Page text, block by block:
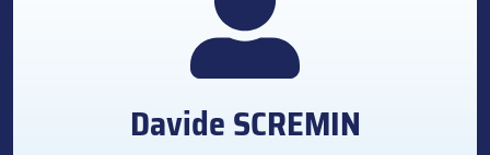
DavideSCREMIN